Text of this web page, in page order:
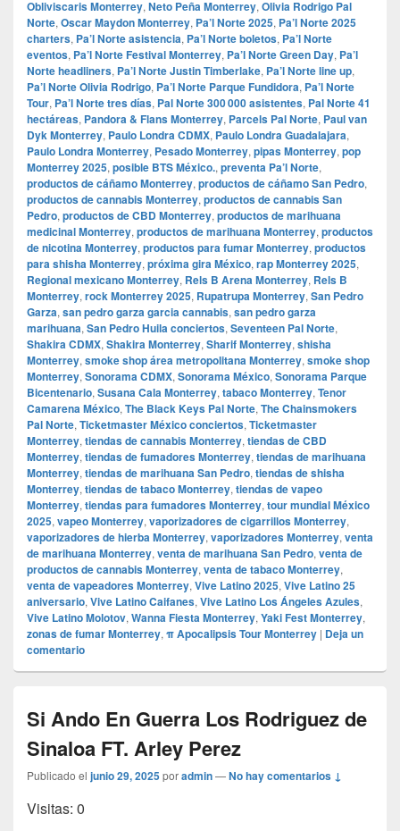
Obliviscaris Monterrey, Neto Peña Monterrey, Olivia Rodrigo Pal
Norte, Oscar Maydon Monterrey, Pa’l Norte 2025, Pa’l Norte 2025
charters, Pa’l Norte asistencia, Pa’l Norte boletos, Pa’l Norte
eventos, Pa’l Norte Festival Monterrey, Pa’l Norte Green Day, Pa’l
Norte headliners, Pa’l Norte Justin Timberlake, Pa’l Norte line up,
Pa’l Norte Olivia Rodrigo, Pa’l Norte Parque Fundidora, Pa’l Norte
Tour, Pa’l Norte tres días, Pal Norte 300 000 asistentes, Pal Norte 41
hectáreas, Pandora & Flans Monterrey, Parcels Pal Norte, Paul van
Dyk Monterrey, Paulo Londra CDMX, Paulo Londra Guadalajara,
Paulo Londra Monterrey, Pesado Monterrey, pipas Monterrey, pop
Monterrey 2025, posible BTS México., preventa Pa’l Norte,
productos de cáñamo Monterrey, productos de cáñamo San Pedro,
productos de cannabis Monterrey, productos de cannabis San
Pedro, productos de CBD Monterrey, productos de marihuana
medicinal Monterrey, productos de marihuana Monterrey, productos
de nicotina Monterrey, productos para fumar Monterrey, productos
para shisha Monterrey, próxima gira México, rap Monterrey 2025,
Regional mexicano Monterrey, Rels B Arena Monterrey, Rels B
Monterrey, rock Monterrey 2025, Rupatrupa Monterrey, San Pedro
Garza, san pedro garza garcia cannabis, san pedro garza
marihuana, San Pedro Huila conciertos, Seventeen Pal Norte,
Shakira CDMX, Shakira Monterrey, Sharif Monterrey, shisha
Monterrey, smoke shop área metropolitana Monterrey, smoke shop
Monterrey, Sonorama CDMX, Sonorama México, Sonorama Parque
Bicentenario, Susana Cala Monterrey, tabaco Monterrey, Tenor
Camarena México, The Black Keys Pal Norte, The Chainsmokers
Pal Norte, Ticketmaster México conciertos, Ticketmaster
Monterrey, tiendas de cannabis Monterrey, tiendas de CBD
Monterrey, tiendas de fumadores Monterrey, tiendas de marihuana
Monterrey, tiendas de marihuana San Pedro, tiendas de shisha
Monterrey, tiendas de tabaco Monterrey, tiendas de vapeo
Monterrey, tiendas para fumadores Monterrey, tour mundial México
2025, vapeo Monterrey, vaporizadores de cigarrillos Monterrey,
vaporizadores de hierba Monterrey, vaporizadores Monterrey, venta
de marihuana Monterrey, venta de marihuana San Pedro, venta de
productos de cannabis Monterrey, venta de tabaco Monterrey,
venta de vapeadores Monterrey, Vive Latino 2025, Vive Latino 25
aniversario, Vive Latino Caifanes, Vive Latino Los Ángeles Azules,
Vive Latino Molotov, Wanna Fiesta Monterrey, Yaki Fest Monterrey,
zonas de fumar Monterrey, π Apocalipsis Tour Monterrey | Deja un
comentario
Si Ando En Guerra Los Rodriguez de
Sinaloa FT. Arley Perez
Publicado el junio 29, 2025poradmin—No hay comentarios ↓
Visitas: 0